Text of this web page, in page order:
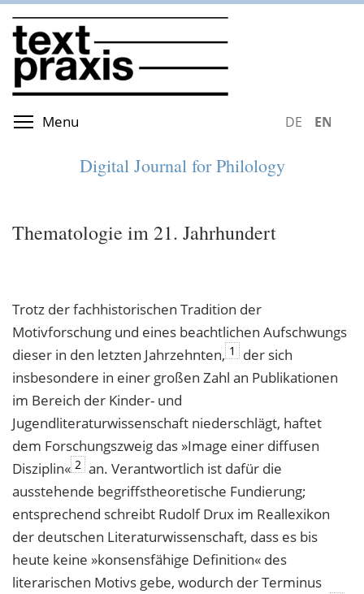
Skip
to
main
content
Menu DEUTSCH
Digital Journal for Philology
Thematologie im 21. Jahrhundert
Trotz der fachhistorischen Tradition der
Motivforschung und eines beachtlichen Aufschwungs
dieser in den letzten Jahrzehnten, 1
der sich
insbesondere in einer großen Zahl an Publikationen
im Bereich der Kinder- und
Jugendliteraturwissenschaft niederschlägt, haftet
dem Forschungszweig das »Image einer diffusen
Disziplin« 2 an. Verantwortlich ist dafür die
ausstehende begriffstheoretische Fundierung;
entsprechend schreibt Rudolf Drux im Reallexikon
der deutschen Literaturwissenschaft, dass es bis
heute keine »konsensfähige Definition« des
literarischen Motivs gebe, wodurch der Terminus